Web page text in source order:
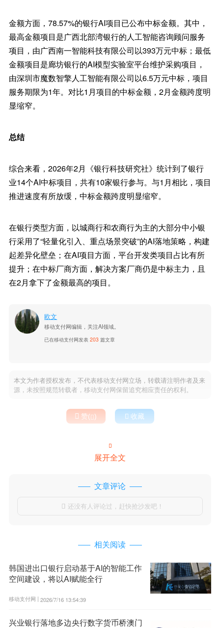
金额方面，78.57%的银行AI项目已公布中标金额。其中，
最高金额项目是广西北部湾银行的人工智能咨询顾问服务
项目，由广西南一智能科技有限公司以393万元中标；最低
金额项目是廊坊银行的AI模型实验室平台维护采购项目，
由深圳市魔数智擎人工智能有限公司以6.5万元中标，项目
服务期限为1年。对比1月项目的中标金额，2月金额跨度明
显缩窄。
总结
综合来看，2026年2月《银行科技研究社》统计到了银行
业14个AI中标项目，共有10家银行参与。与1月相比，项目
推进速度有所放缓，中标金额跨度明显缩窄。
在银行类型方面，以城商行和农商行为主的大部分中小银
行采用了“轻量化引入、重点场景突破”的AI落地策略，构建
起差异化壁垒；在AI项目方面，平台开发类项目占比有所
提升；在中标厂商方面，解决方案厂商仍是中标主力，且
在2月拿下了金额最高的项目。
欧文
移动支付网编辑，关注AI领域。
已在移动支付网发表203 篇文章
本文为作者授权发布，不代表移动支付网立场，转载请注明作者及来
源，未按照规范转载者，移动支付网保留追究相应责任的权利。
 赞()  收藏

展开全文
文章评论
 还没有人评论过，赶快抢沙发吧！
相关阅读
韩国进出口银行启动基于AI的智能工作
空间建设，将以AI赋能全行
移动支付网 | 2026/7/16 13:54:39
兴业银行落地多边央行数字货币桥澳门